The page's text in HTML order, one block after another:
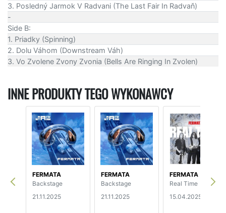
3. Posledný Jarmok V Radvani (The Last Fair In Radvaň)
-
Side B:
1. Priadky (Spinning)
2. Dolu Váhom (Downstream Váh)
3. Vo Zvolene Zvony Zvonia (Bells Are Ringing In Zvolen)
INNE PRODUKTY TEGO WYKONAWCY
FERMATA
Backstage
21.11.2025
FERMATA
Backstage
21.11.2025
FERMATA
Real Time
15.04.2025